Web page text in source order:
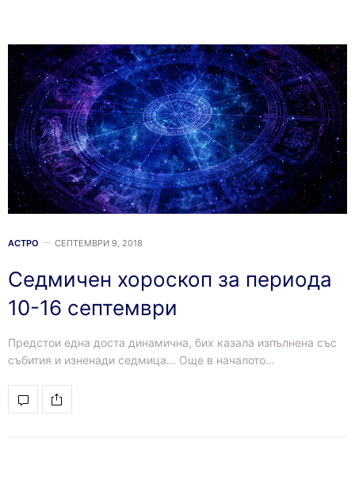
АСТРО СЕПТЕМВРИ 9, 2018
Седмичен хороскоп за периода
10-16 септември
Предстои една доста динамична, бих казала изпълнена със
събития и изненади седмица… Още в началото…